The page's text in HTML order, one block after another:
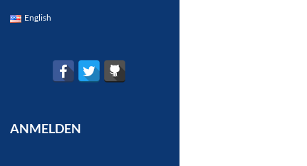
English
ANMELDEN